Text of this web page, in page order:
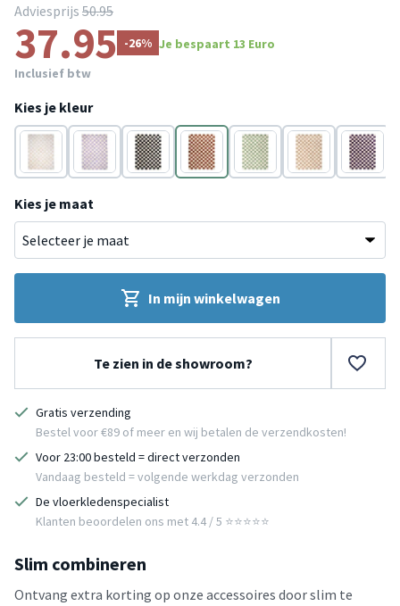
Adviesprijs 50.95
37.95 -26% Je bespaart 13 Euro
Inclusief btw
Kies je kleur
Wit Wit Zwart Bruin Groen Beige
Paars
Kies je maat
In mijn winkelwagen
Te zien in de showroom?
Gratis verzending
Bestel voor €89 of meer en wij betalen de verzendkosten!
Voor 23:00 besteld = direct verzonden
Vandaag besteld = volgende werkdag verzonden
De vloerkledenspecialist
Klanten beoordelen ons met 4.4 / 5 ⭐⭐⭐⭐⭐
Slim combineren
Ontvang extra korting op onze accessoires door slim te